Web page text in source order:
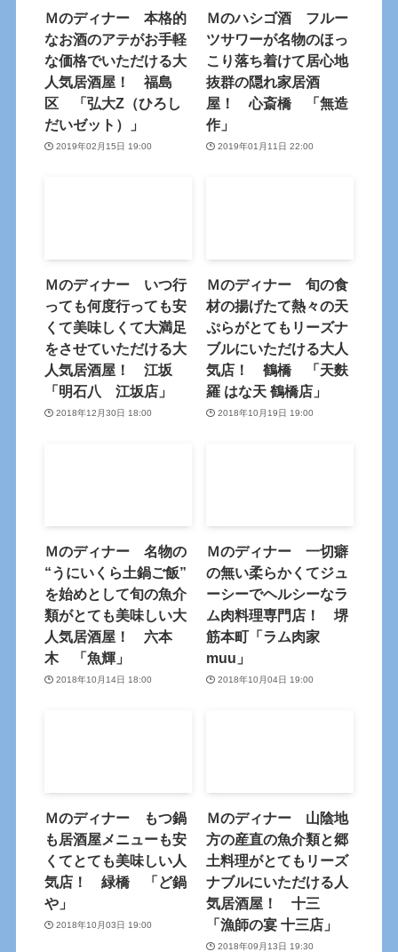
Ｍのディナー 本格的
なお酒のアテがお手軽
な価格でいただける大
人気居酒屋！ 福島
区 「弘大Z（ひろし
だいゼット）」
2019年02月15日 19:00
Ｍのハシゴ酒 フルー
ツサワーが名物のほっ
こり落ち着けて居心地
抜群の隠れ家居酒
屋！ 心斎橋 「無造
作」
2019年01月11日 22:00
Ｍのディナー いつ行
っても何度行っても安
くて美味しくて大満足
をさせていただける大
人気居酒屋！ 江坂
「明石八 江坂店」
2018年12月30日 18:00
Ｍのディナー 旬の食
材の揚げたて熱々の天
ぷらがとてもリーズナ
ブルにいただける大人
気店！ 鶴橋 「天麩
羅 はな天 鶴橋店」
2018年10月19日 19:00
Ｍのディナー 名物の
“うにいくら土鍋ご飯”
を始めとして旬の魚介
類がとても美味しい大
人気居酒屋！ 六本
木 「魚輝」
2018年10月14日 18:00
Ｍのディナー 一切癖
の無い柔らかくてジュ
ーシーでヘルシーなラ
ム肉料理専門店！ 堺
筋本町「ラム肉家
muu」
2018年10月04日 19:00
Ｍのディナー もつ鍋
も居酒屋メニューも安
くてとても美味しい人
気店！ 緑橋 「ど鍋
や」
2018年10月03日 19:00
Ｍのディナー 山陰地
方の産直の魚介類と郷
土料理がとてもリーズ
ナブルにいただける人
気居酒屋！ 十三
「漁師の宴 十三店」
2018年09月13日 19:30